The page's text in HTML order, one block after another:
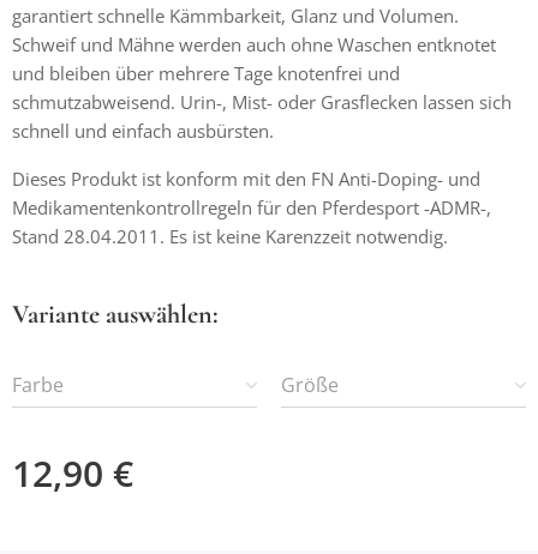
garantiert schnelle Kämmbarkeit, Glanz und Volumen.
Schweif und Mähne werden auch ohne Waschen entknotet
und bleiben über mehrere Tage knotenfrei und
schmutzabweisend. Urin-, Mist- oder Grasflecken lassen sich
schnell und einfach ausbürsten.
Dieses Produkt ist konform mit den FN Anti-Doping- und
Medikamentenkontrollregeln für den Pferdesport -ADMR-,
Stand 28.04.2011. Es ist keine Karenzzeit notwendig.
Variante auswählen:
Farbe Größe
12,90 €